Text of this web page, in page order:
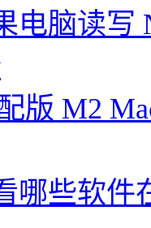
电脑读写
版 M2
哪些软